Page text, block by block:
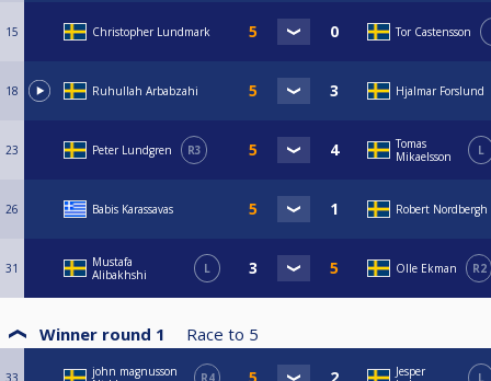
15 Christopher Lundmark Tor Castensson
18 Ruhullah Arbabzahi Hjalmar Forslund
23 Peter Lundgren R3
Tomas
Mikaelsson
L
26 Babis Karassavas Robert Nordbergh
31
Mustafa
Alibakhshi
L Olle Ekman R2
Winner round 1 Race to 5
john magnusson
Jesper